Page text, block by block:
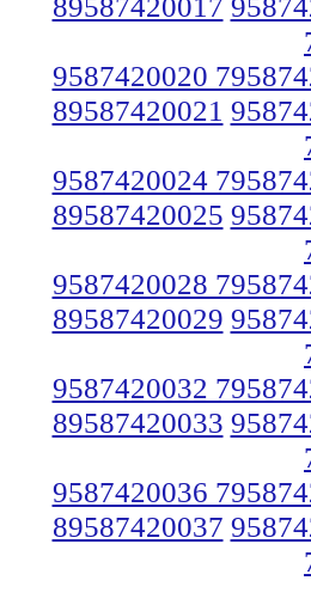
9587420020
89587420021
9587420024
89587420025
9587420028
89587420029
9587420032
89587420033
9587420036
89587420037